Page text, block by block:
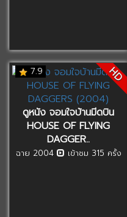
7.9 HD
ดูหนัง จอมใจบ้านมีดบิน
HOUSE OF FLYING
DAGGER..
ฉาย 2004 เข้าชม 315 ครั้ง